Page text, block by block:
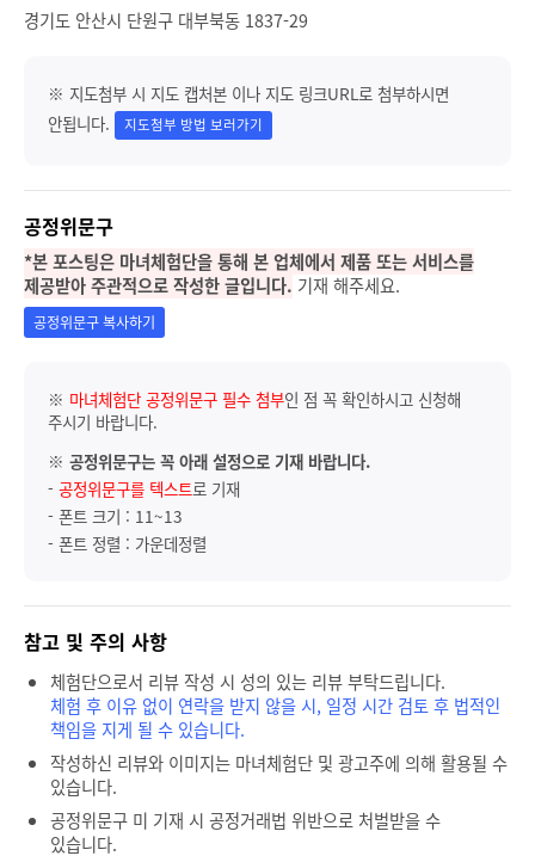
경기도 안산시 단원구 대부북동 1837-29
※ 지도첨부 시 지도 캡처본 이나 지도 링크URL로 첨부하시면
안됩니다.
지도첨부 방법 보러가기
공정위문구
*본 포스팅은 마녀체험단을 통해 본 업체에서 제품 또는 서비스를
제공받아 주관적으로 작성한 글입니다. 기재 해주세요.
공정위문구 복사하기
※ 마녀체험단 공정위문구 필수 첨부인 점 꼭 확인하시고 신청해
주시기 바랍니다.
※ 공정위문구는 꼭 아래 설정으로 기재 바랍니다.
- 공정위문구를 텍스트로 기재
- 폰트 크기 : 11~13
- 폰트 정렬 : 가운데정렬
참고 및 주의 사항
체험단으로서 리뷰 작성 시 성의 있는 리뷰 부탁드립니다.
체험 후 이유 없이 연락을 받지 않을 시, 일정 시간 검토 후 법적인
책임을 지게 될 수 있습니다.
작성하신 리뷰와 이미지는 마녀체험단 및 광고주에 의해 활용될 수
있습니다.
공정위문구 미 기재 시 공정거래법 위반으로 처벌받을 수
있습니다.